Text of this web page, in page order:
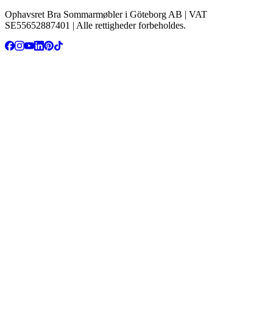
Ophavsret Bra Sommarmøbler i Göteborg AB | VAT
SE55652887401 | Alle rettigheder forbeholdes.